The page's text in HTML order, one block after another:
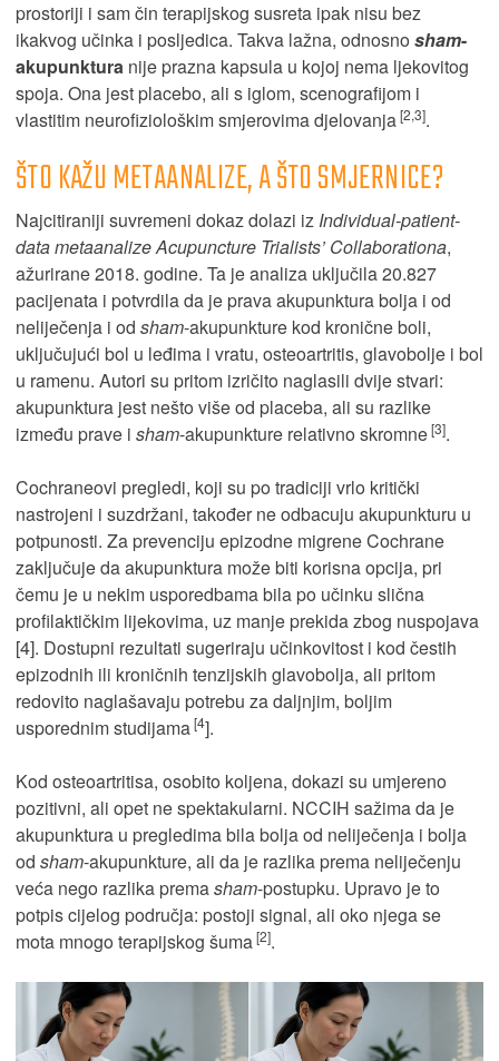
prostoriji i sam čin terapijskog susreta ipak nisu bez
ikakvog učinka i posljedica. Takva lažna, odnosno sham-
akupunktura nije prazna kapsula u kojoj nema ljekovitog
spoja. Ona jest placebo, ali s iglom, scenografijom i
vlastitim neurofiziološkim smjerovima djelovanja[2,3].
ŠTO KAŽU METAANALIZE, A ŠTO SMJERNICE?
Najcitiraniji suvremeni dokaz dolazi iz Individual-patient-
data metaanalize Acupuncture Trialists’ Collaborationa,
ažurirane 2018. godine. Ta je analiza uključila 20.827
pacijenata i potvrdila da je prava akupunktura bolja i od
neliječenja i od sham-akupunkture kod kronične boli,
uključujući bol u leđima i vratu, osteoartritis, glavobolje i bol
u ramenu. Autori su pritom izričito naglasili dvije stvari:
akupunktura jest nešto više od placeba, ali su razlike
između prave i sham-akupunkture relativno skromne[3].
Cochraneovi pregledi, koji su po tradiciji vrlo kritički
nastrojeni i suzdržani, također ne odbacuju akupunkturu u
potpunosti. Za prevenciju epizodne migrene Cochrane
zaključuje da akupunktura može biti korisna opcija, pri
čemu je u nekim usporedbama bila po učinku slična
profilaktičkim lijekovima, uz manje prekida zbog nuspojava
[4]. Dostupni rezultati sugeriraju učinkovitost i kod čestih
epizodnih ili kroničnih tenzijskih glavobolja, ali pritom
redovito naglašavaju potrebu za daljnjim, boljim
usporednim studijama[4].
Kod osteoartritisa, osobito koljena, dokazi su umjereno
pozitivni, ali opet ne spektakularni. NCCIH sažima da je
akupunktura u pregledima bila bolja od neliječenja i bolja
od sham-akupunkture, ali da je razlika prema neliječenju
veća nego razlika premasham-postupku. Upravo je to
potpis cijelog područja: postoji signal, ali oko njega se
mota mnogo terapijskog šuma[2].